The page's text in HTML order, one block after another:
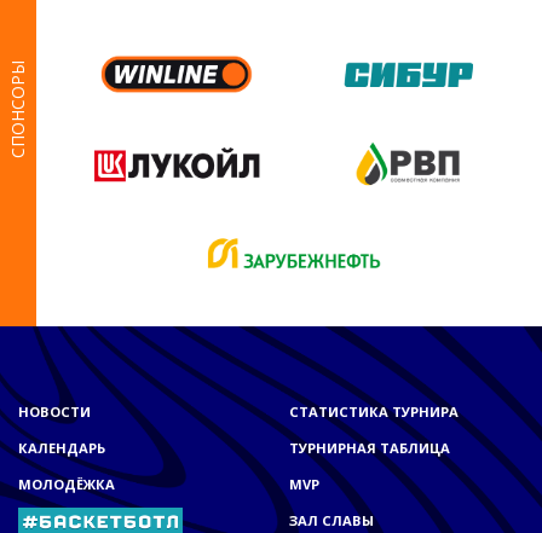
СПОНСОРЫ
НОВОСТИ
КАЛЕНДАРЬ
МОЛОДЁЖКА
СТАТИСТИКА ТУРНИРА
ТУРНИРНАЯ ТАБЛИЦА
MVP
ЗАЛ СЛАВЫ